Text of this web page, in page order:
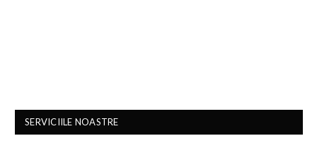
SERVICIILE NOASTRE